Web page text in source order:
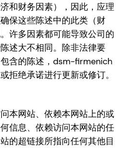
和财务因素），因此，应理
保这些陈述中的此类（财
许多因素都可能导致公司的
述大不相同。除非法律要
含的陈述，dsm-firmenich
拒绝承诺进行更新或修订。
本网站、依赖本网站上的或
信息、依赖访问本网站的任
的超链接所指向任何其他目